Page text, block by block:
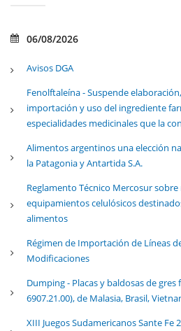
06/08/2026
Avisos DGA
Fenolftaleína - Suspende
importación y uso del ingrediente
especialidades medicinales que la
Alimentos argentinos una elección
la Patagonia y Antartida S.A.
Reglamento Técnico Mercosur
equipamientos celulósicos
alimentos
Régimen de Importación de Líneas
Modificaciones
Dumping - Placas y baldosas de
6907.21.00), de Malasia, Brasil,
XIII Juegos Sudamericanos Sante Fe